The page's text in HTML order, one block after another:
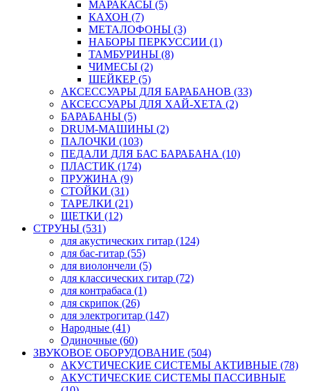
МАРАКАСЫ (5)
КАХОН (7)
МЕТАЛОФОНЫ (3)
НАБОРЫ ПЕРКУССИИ (1)
ТАМБУРИНЫ (8)
ЧИМЕСЫ (2)
ШЕЙКЕР (5)
АКСЕССУАРЫ ДЛЯ БАРАБАНОВ (33)
АКСЕССУАРЫ ДЛЯ ХАЙ-ХЕТА (2)
БАРАБАНЫ (5)
DRUM-МАШИНЫ (2)
ПАЛОЧКИ (103)
ПЕДАЛИ ДЛЯ БАС БАРАБАНА (10)
ПЛАСТИК (174)
ПРУЖИНА (9)
СТОЙКИ (31)
ТАРЕЛКИ (21)
ЩЕТКИ (12)
СТРУНЫ (531)
для акустических гитар (124)
для бас-гитар (55)
для виолончели (5)
для классических гитар (72)
для контрабаса (1)
для скрипок (26)
для электрогитар (147)
Народные (41)
Одиночные (60)
ЗВУКОВОЕ ОБОРУДОВАНИЕ (504)
АКУСТИЧЕСКИЕ СИСТЕМЫ АКТИВНЫЕ (78)
АКУСТИЧЕСКИЕ СИСТЕМЫ ПАССИВНЫЕ